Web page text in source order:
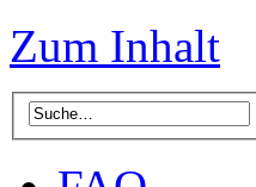
Zum Inhalt